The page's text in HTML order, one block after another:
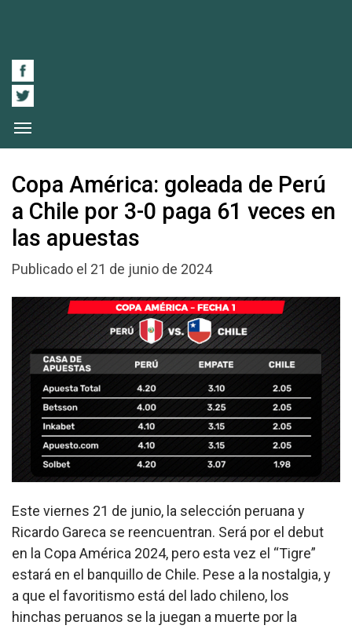
Copa América: goleada de Perú
a Chile por 3-0 paga 61 veces en
las apuestas
Publicado el 21 de junio de 2024
Este viernes 21 de junio, la selección peruana y
Ricardo Gareca se reencuentran. Será por el debut
en la Copa América 2024, pero esta vez el “Tigre”
estará en el banquillo de Chile. Pese a la nostalgia, y
a que el favoritismo está del lado chileno, los
hinchas peruanos se la juegan a muerte por la